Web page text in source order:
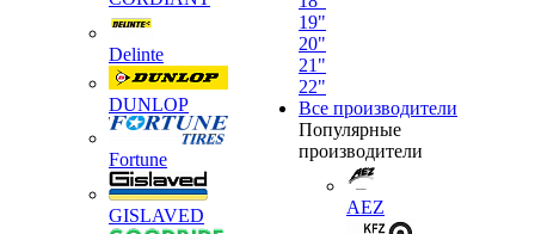
Delinte
DUNLOP
Fortune
GISLAVED
19"
20"
21"
22"
Все производители
Популярные
производители
AEZ